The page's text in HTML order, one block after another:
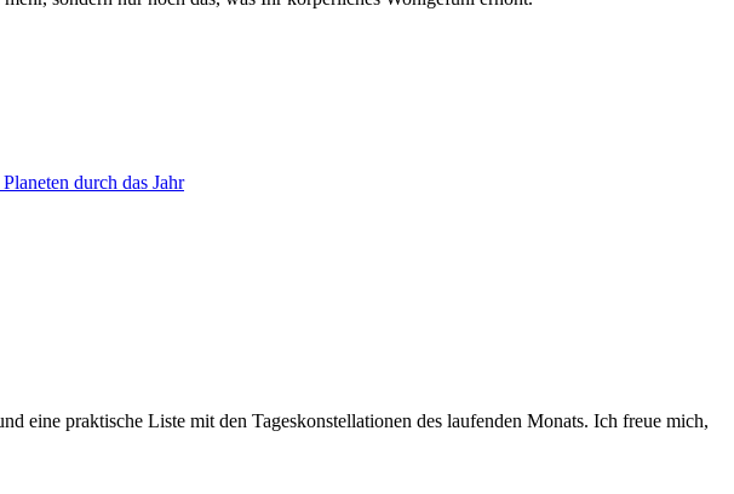
durch das Jahr
eine praktische Liste mit den Tageskonstellationen des laufenden Monats. Ich freue mich,